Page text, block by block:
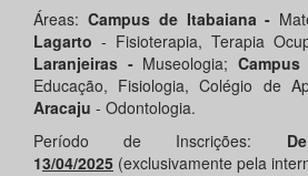
Áreas: Campus de Itabaiana -
Lagarto - Fisioterapia, Terapia
Laranjeiras - Museologia;
Educação, Fisiologia, Colégio de
Aracaju - Odontologia.
Período de Inscrições: De
13/04/2025 (exclusivamente pela